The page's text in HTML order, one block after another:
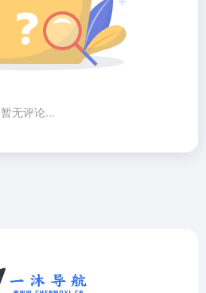
暂无评论...